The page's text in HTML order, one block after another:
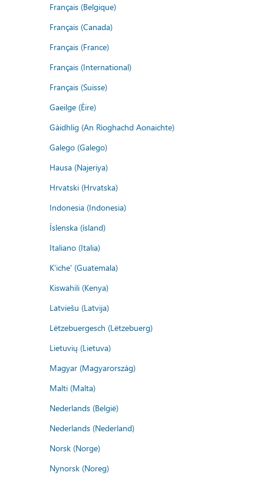
Français (Belgique)
Français (Canada)
Français (France)
Français (International)
Français (Suisse)
Gaeilge (Éire)
Gàidhlig (An Rìoghachd Aonaichte)
Galego (Galego)
Hausa (Najeriya)
Hrvatski (Hrvatska)
Indonesia (Indonesia)
Íslenska (ísland)
Italiano (Italia)
K'iche' (Guatemala)
Kiswahili (Kenya)
Latviešu (Latvija)
Lëtzebuergesch (Lëtzebuerg)
Lietuvių (Lietuva)
Magyar (Magyarország)
Malti (Malta)
Nederlands (België)
Nederlands (Nederland)
Norsk (Norge)
Nynorsk (Noreg)